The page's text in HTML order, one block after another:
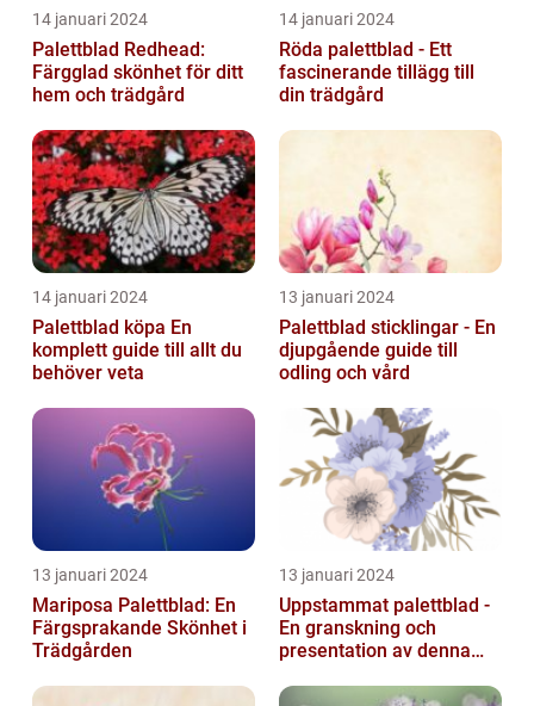
14 januari 2024
Palettblad Redhead:
Färgglad skönhet för ditt
hem och trädgård
14 januari 2024
Röda palettblad - Ett
fascinerande tillägg till
din trädgård
14 januari 2024
Palettblad köpa En
komplett guide till allt du
behöver veta
13 januari 2024
Palettblad sticklingar - En
djupgående guide till
odling och vård
13 januari 2024
Mariposa Palettblad: En
Färgsprakande Skönhet i
Trädgården
13 januari 2024
Uppstammat palettblad -
En granskning och
presentation av denna